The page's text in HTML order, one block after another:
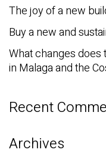
The joy of a new
Buy a new and
What changes
in Malaga and the
Recent
Archives